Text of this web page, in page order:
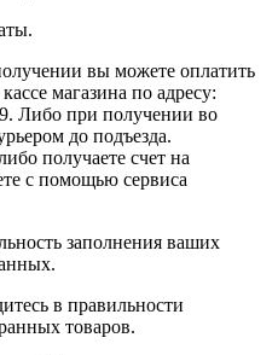
вы можете оплатить
магазина по адресу:
Либо при получении во
до подъезда.
получаете счет на
с помощью сервиса
заполнения ваших
в правильности
товаров.